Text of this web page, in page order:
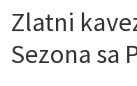
Zlatni
Sezona sa